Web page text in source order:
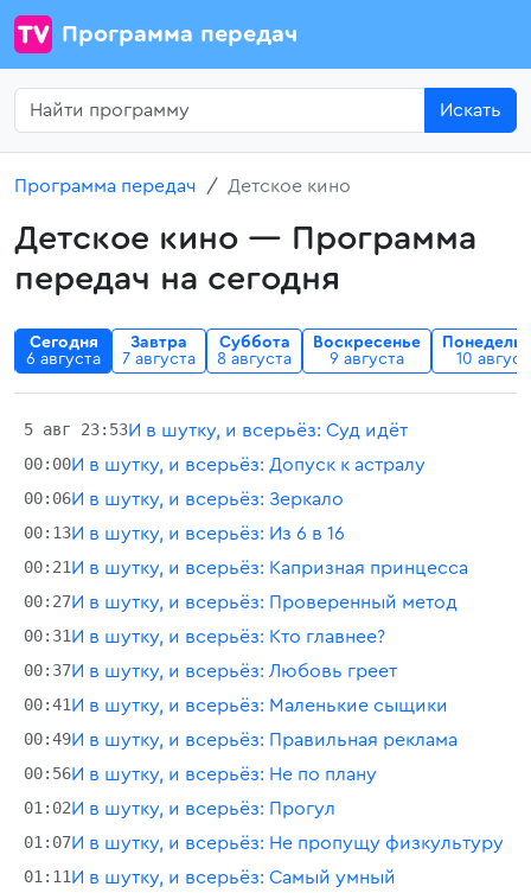
Программа передач
Искать
Программа передач Детское кино
Детское кино — Программа
передач на сегодня
Сегодня
6 августа
Завтра
7 августа
Суббота
8 августа
Воскресенье
9 августа
10
5 авг 23:53И в шутку, и всерьёз: Суд идёт
00:00И в шутку, и всерьёз: Допуск к астралу
00:06И в шутку, и всерьёз: Зеркало
00:13И в шутку, и всерьёз: Из 6 в 16
00:21И в шутку, и всерьёз: Капризная принцесса
00:27И в шутку, и всерьёз: Проверенный метод
00:31И в шутку, и всерьёз: Кто главнее?
00:37И в шутку, и всерьёз: Любовь греет
00:41И в шутку, и всерьёз: Маленькие сыщики
00:49И в шутку, и всерьёз: Правильная реклама
00:56И в шутку, и всерьёз: Не по плану
01:02И в шутку, и всерьёз: Прогул
01:07И в шутку, и всерьёз: Не пропущу физкультуру
01:11И в шутку, и всерьёз: Самый умный